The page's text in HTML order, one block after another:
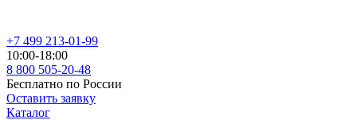
+7 499 213-01-99
10:00-18:00
8 800 505-20-48
Бесплатно по России
Оставить заявку
Каталог